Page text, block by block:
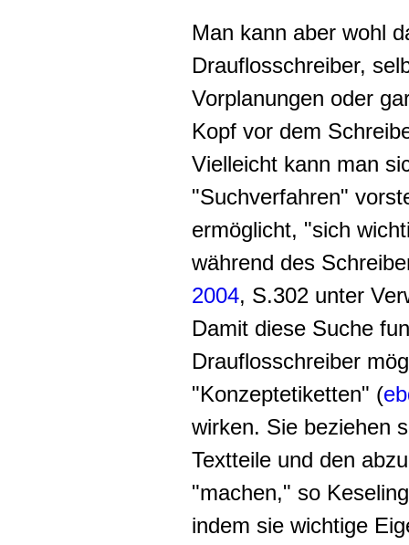
Man kann aber wohl
Drauflosschreiber,
Vorplanungen oder
Kopf vor dem
Vielleicht kann man
"Suchverfahren"
ermöglicht, "sich
während des
2004, S.302 unter
Damit diese Suche
Drauflosschreiber
"Konzeptetiketten" (
wirken. Sie beziehen
Textteile und den
"machen," so
indem sie wichtige